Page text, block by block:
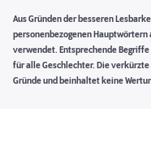
Aus Gründen der besseren
personenbezogenen Hauptwörtern
verwendet. Entsprechende
für alle Geschlechter. Die
Gründe und beinhaltet keine